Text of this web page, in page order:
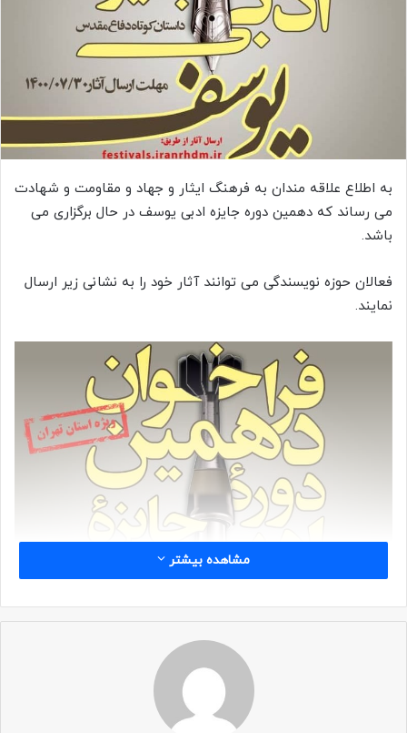
به اطلاع علاقه مندان به فرهنگ ایثار و جهاد و مقاومت و شهادت
می رساند که دهمین دوره جایزه ادبی یوسف در حال برگزاری می
باشد.
فعالان حوزه نویسندگی می توانند آثار خود را به نشانی زیر ارسال
نمایند.
مشاهده بیشتر